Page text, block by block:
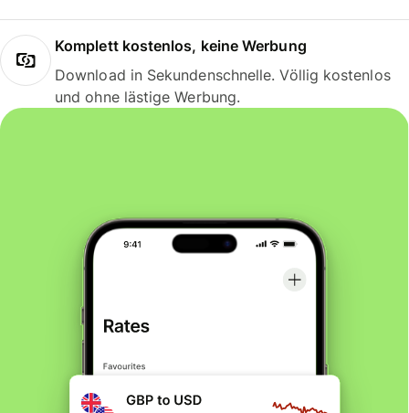
Komplett kostenlos, keine Werbung
Download in Sekundenschnelle. Völlig kostenlos
und ohne lästige Werbung.